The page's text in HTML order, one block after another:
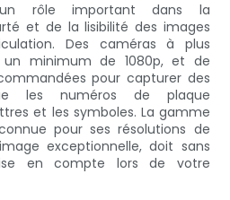
rôle important dans la
et de la lisibilité des images
Des caméras à plus
minimum de 1080p, et de
pour capturer des
les numéros de plaque
et les symboles. La gamme
pour ses résolutions de
exceptionnelle, doit sans
en compte lors de votre